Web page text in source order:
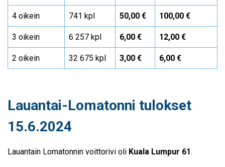
4 oikein 741 kpl 50,00 € 100,00 €
3 oikein 6 257 kpl 6,00 € 12,00 €
2 oikein 32 675 kpl 3,00 € 6,00 €
Lauantai-Lomatonni tulokset
15.6.2024
Lauantain Lomatonnin voittorivi oli Kuala Lumpur 61.